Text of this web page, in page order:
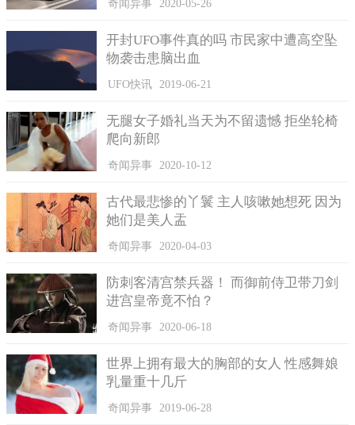
圣马力诺这个国家地处欧洲的亚平宁半岛，国土面积只有61
平方公里，即使这样，他也比梵蒂冈要大上许多。梵蒂冈最起码
还有一支小型军队，而圣马力诺连最基本的消防部队都没有。假
奇闻异事 2020-05-26
开封UFO事件真的吗 市民家中遭高空坠
物袭击患脑出血
UFO快讯 2019-06-21
无腿女子婚礼当天为不留遗憾 拒坐轮椅
爬向新郎
奇闻异事 2020-10-12
古代最悲惨的丫鬟 主人咳嗽她想死 因为
她们是美人盂
奇闻异事 2020-04-03
防刺客清宫禁兵器！ 而御前侍卫带刀剑
进宫皇帝竟不怕？
奇闻异事 2020-06-18
世界上拥有最大的胸部的女人 性感舞娘
乳量重十几斤
奇闻异事 2019-06-28